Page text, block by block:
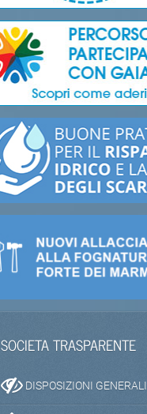
SOCIETA TRASPARENTE
DISPOSIZIONI GENERALI